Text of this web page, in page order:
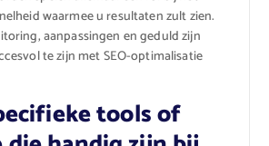
waarmee u resultaten zult zien.
aanpassingen en geduld zijn
te zijn met SEO-optimalisatie
tools of